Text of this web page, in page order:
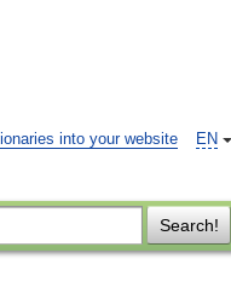
EN
into your website
Search!